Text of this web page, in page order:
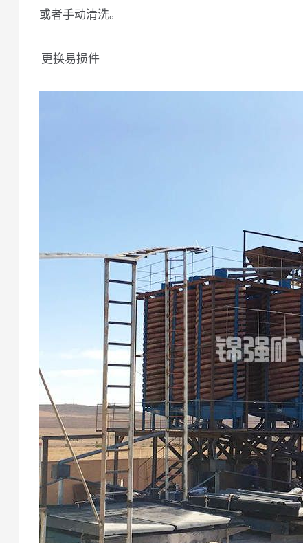
或者手动清洗。
更换易损件